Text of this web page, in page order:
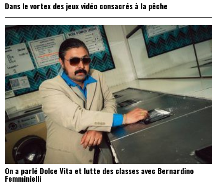
Dans le vortex des jeux vidéo consacrés à la pêche
On a parlé Dolce Vita et lutte des classes avec Bernardino
Femminielli